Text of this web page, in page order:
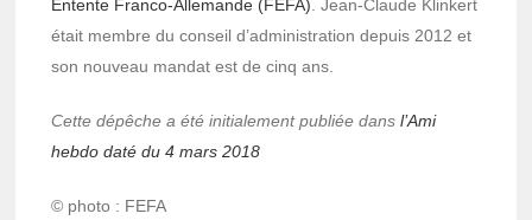
Entente Franco-Allemande (FEFA). Jean-Claude Klinkert
était membre du conseil d’administration depuis 2012 et
son nouveau mandat est de cinq ans.
Cette dépêche a été initialement publiée dansl’Ami
hebdo daté du 4 mars 2018
© photo : FEFA